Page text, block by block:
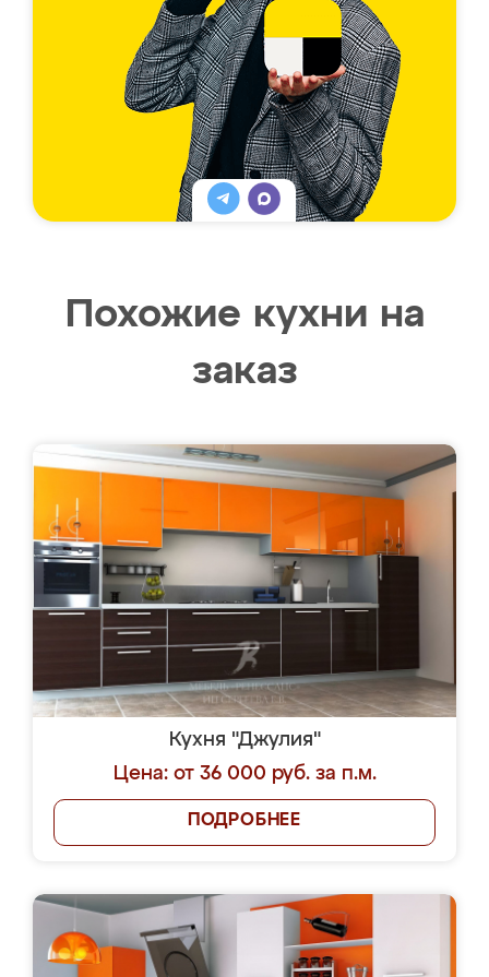
Похожие кухни на
заказ
Кухня "Джулия"
Цена: от 36 000 руб. за п.м.
ПОДРОБНЕЕ